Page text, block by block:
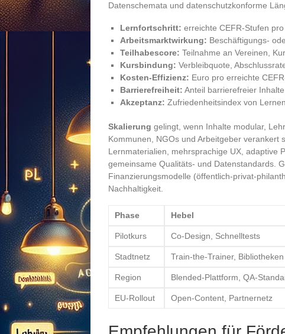
Datenschemata und datenschutzkonforme
Lernfortschritt: erreichte CEFR-Stufen
Arbeitsmarktwirkung: Beschäftigungs-
Teilhabescore: Teilnahme an Vereinen,
Kursbindung: Verbleibquote,
Kosten-Effizienz: Euro pro erreichte
Barrierefreiheit: Anteil barrierefreier
Akzeptanz: Zufriedenheitsindex von
Skalierung gelingt, wenn Inhalte modular,
Kommunen, NGOs und Arbeitgeber verankert
Lernmaterialien, mehrsprachige UX, adaptive
gemeinsame Qualitäts- und Datenstandards.
Finanzierungsmodelle (öffentlich-privat-
Nachhaltigkeit.
Phase Hebel
Pilotkurs Co-Design, Schnelltests
Stadtnetz Train-the-Trainer, Bibliotheken
Region Blended-Plattform, QA-
EU-Rollout Open-Content, Partnernetz